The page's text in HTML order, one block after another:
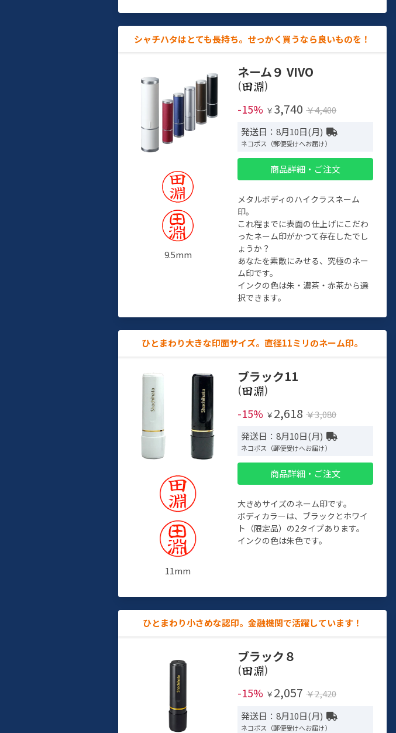
シャチハタはとても長持ち。せっかく買うなら良いものを！
9.5mm
ネーム９ VIVO
(
)
-15% ￥ 3,740 ￥4,400
発送日：8月10日(月)
ネコポス（郵便受けへお届け）
商品詳細・ご注文
メタルボディのハイクラスネーム
印。
これ程までに表面の仕上げにこだわ
ったネーム印がかつて存在したでし
ょうか？
あなたを素敵にみせる、究極のネー
ム印です。
インクの色は朱・濃茶・赤茶から選
択できます。
ひとまわり大きな印面サイズ。直径11ミリのネーム印。
11mm
ブラック11
(
)
-15% ￥ 2,618 ￥3,080
発送日：8月10日(月)
ネコポス（郵便受けへお届け）
商品詳細・ご注文
大きめサイズのネーム印です。
ボディカラーは、ブラックとホワイ
ト（限定品）の2タイプあります。
インクの色は朱色です。
ひとまわり小さめな認印。金融機関で活躍しています！
ブラック８
(
)
-15% ￥ 2,057 ￥2,420
発送日：8月10日(月)
ネコポス（郵便受けへお届け）